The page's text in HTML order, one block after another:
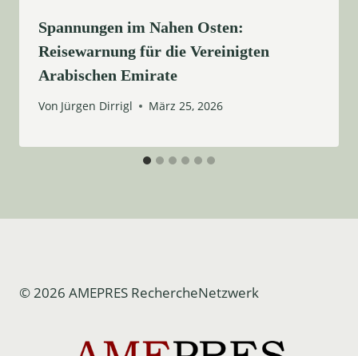
Spannungen im Nahen Osten:
Reisewarnung für die Vereinigten
Arabischen Emirate
Von Jürgen Dirrigl März 25, 2026
© 2026 AMEPRES RechercheNetzwerk